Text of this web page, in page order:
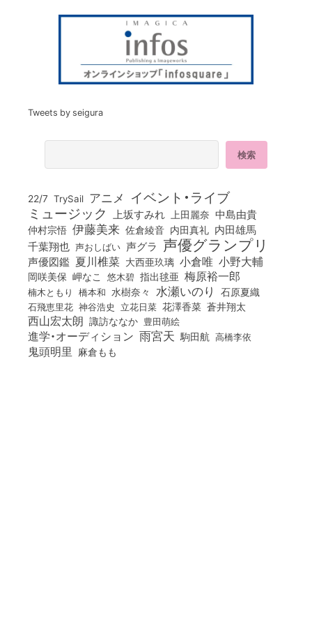
Tweets by seigura
22/7 TrySail アニメ イベント・ライブ
ミュージック 上坂すみれ 上田麗奈 中島由貴
仲村宗悟 伊藤美来 佐倉綾音 内田真礼 内田雄馬
千葉翔也 声おしばい 声グラ 声優グランプリ
声優図鑑 夏川椎菜 大西亜玖璃 小倉唯 小野大輔
岡咲美保 岬なこ 悠木碧 指出毬亜 梅原裕一郎
楠木ともり 橋本和 水樹奈々 水瀬いのり 石原夏織
石飛恵里花 神谷浩史 立花日菜 花澤香菜 蒼井翔太
西山宏太朗 諏訪ななか 豊田萌絵
進学・オーディション 雨宮天 駒田航 高橋李依
鬼頭明里 麻倉もも